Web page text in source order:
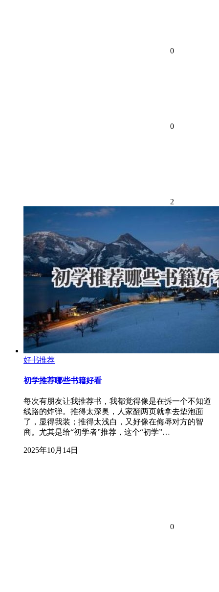
0
0
2
好书推荐
初学推荐哪些书籍好看
每次有朋友让我推荐书，我都觉得像是在拆一个不知道
线路的炸弹。推得太深奥，人家翻两页就拿去垫泡面
了，显得我装；推得太浅白，又好像在侮辱对方的智
商。尤其是给“初学者”推荐，这个“初学”…
2025年10月14日
0